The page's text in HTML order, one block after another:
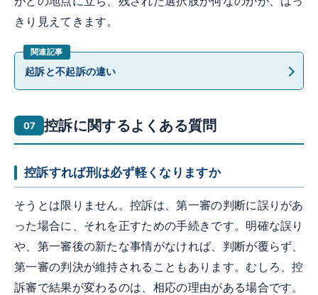
きり見えてきます。
起訴と不起訴の違い
控訴に関するよくある質問
控訴すれば刑は必ず軽くなりますか
そうとは限りません。控訴は、第一審の判断に誤りがあ
った場合に、それを正すための手続きです。明確な誤り
や、第一審後の新たな事情がなければ、判断が覆らず、
第一審の判決が維持されることもあります。むしろ、控
訴審で結果が変わるのは、相応の理由がある場合です。